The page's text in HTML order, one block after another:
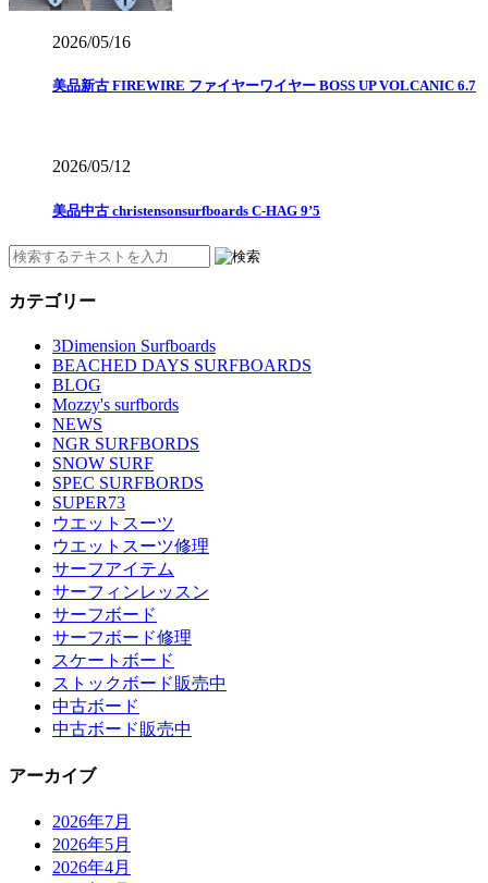
2026/05/16
美品新古 FIREWIRE ファイヤーワイヤー BOSS UP VOLCANIC 6.7
2026/05/12
美品中古 christensonsurfboards C-HAG 9’5
カテゴリー
3Dimension Surfboards
BEACHED DAYS SURFBOARDS
BLOG
Mozzy's surfbords
NEWS
NGR SURFBORDS
SNOW SURF
SPEC SURFBORDS
SUPER73
ウエットスーツ
ウエットスーツ修理
サーフアイテム
サーフィンレッスン
サーフボード
サーフボード修理
スケートボード
ストックボード販売中
中古ボード
中古ボード販売中
アーカイブ
2026年7月
2026年5月
2026年4月